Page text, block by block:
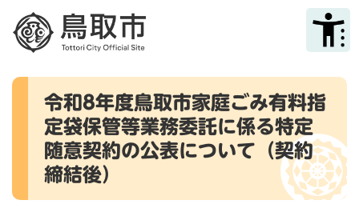
メニューを飛ばして本文へ
本
令和8年度鳥取市家庭ごみ有料指
定袋保管等業務委託に係る特定
随意契約の公表について（契約
締結後）